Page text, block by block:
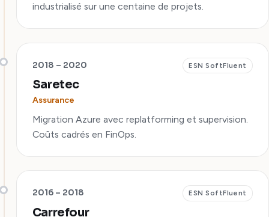
industrialisé sur une centaine de projets.
2018 – 2020 ESN SoftFluent
Saretec
Assurance
Migration Azure avec replatforming et supervision.
Coûts cadrés en FinOps.
2016 – 2018 ESN SoftFluent
Carrefour